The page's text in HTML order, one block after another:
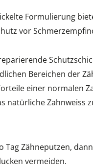
Formulierung
vor
Bereichen der
einer normalen
natürliche Zahnweiss
Tag Zähneputzen, dann
vermeiden.